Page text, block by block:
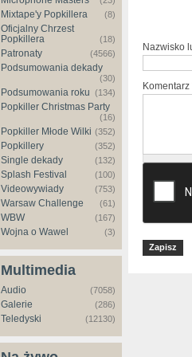
Mixtape'y Popkillera (8)
Oficjalny Chrzest
Popkillera
(18)
Patronaty (4566)
Podsumowania dekady
(30)
Podsumowania roku (134)
Popkiller Christmas Party
(16)
Popkiller Młode Wilki (352)
Popkillery (352)
Single dekady (132)
Splash Festival (100)
Videowywiady (753)
Warsaw Challenge (61)
WBW (167)
Wojna o Wawel (3)
Multimedia
Audio (7058)
Galerie (286)
Teledyski (12130)
Nazwisko
Komentarz